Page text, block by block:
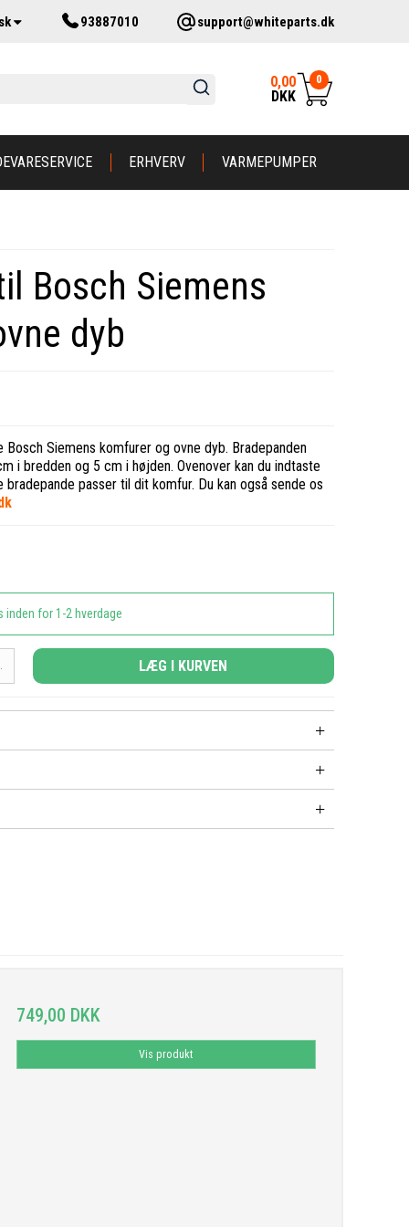
93887010 support@whiteparts.dk
0,00
DKK
0
ERHVERV VARMEPUMPER
Bosch Siemens
dyb
Siemens komfurer og ovne dyb. Bradepanden
i bredden og 5 cm i højden. Ovenover kan du indtaste
passer til dit komfur. Du kan også sende os
inden for 1-2 hverdage
LÆG I KURVEN
749,00 DKK
Vis produkt